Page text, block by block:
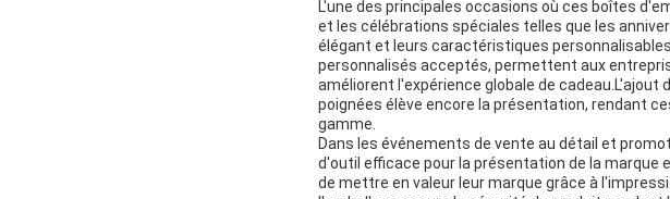
L'une des principales occasions où ces boîtes
et les célébrations spéciales telles que les
élégant et leurs caractéristiques
personnalisés acceptés, permettent aux
améliorent l'expérience globale de
poignées élève encore la présentation, rendant
gamme.
Dans les événements de vente au détail et
d'outil efficace pour la présentation de la
de mettre en valeur leur marque grâce à